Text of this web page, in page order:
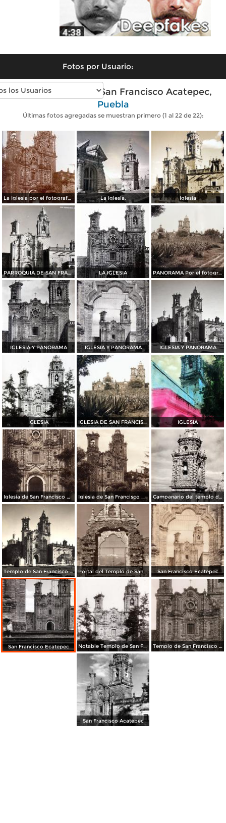
Fotos por Usuario:
Fotos antiguas de San Francisco Acatepec,
Puebla
Últimas fotos agregadas se muestran primero (1 al 22 de 22):
La Iglesia por el fotografo Hugo Brehme. La Iglesia. Iglesia
PARROQUIA DE SAN FRANCISCO LA IGLESIA PANORAMA Por el fotografo HUGO BREHME
IGLESIA Y PANORAMA IGLESIA Y PANORAMA IGLESIA Y PANORAMA
IGLESIA IGLESIA DE SAN FRANCISCO Por el fotografo HUGO BREHME IGLESIA
Iglesia de San Francisco Acatepec (circa 1920) Iglesia de San Francisco Acatepec (circa 1920) Campanario del templo de San Francisco Acatepec
Templo de San Francisco Acatepec Portal del Templo de San Francisco Acatepec San Francisco Ecatepec
San Francisco Ecatepec Notable Templo de San Francisco Acatepec Templo de San Francisco Acatepec
San Francisco Acatepec